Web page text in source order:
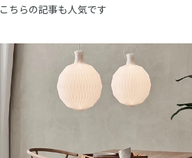
こちらの記事も人気です